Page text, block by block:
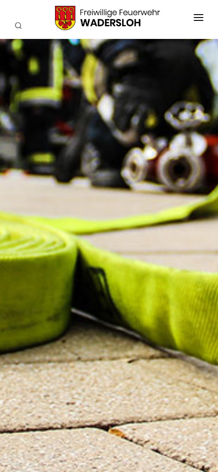
AKTUELLES
EINSÄTZE
WIR ÜBER UNS
FEUERWEHRKAPELLE
SERVICE